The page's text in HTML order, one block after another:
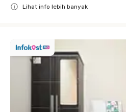
Lihat info lebih banyak